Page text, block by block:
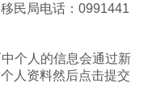
民局电话：0991441
个人的信息会通过新
人资料然后点击提交